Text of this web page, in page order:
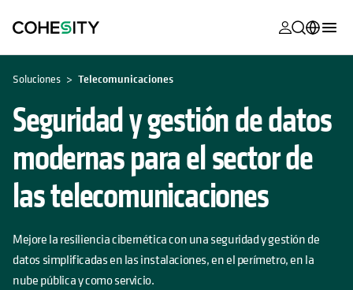
se abre en
se abre en
Alta
se abre en
Asistencia
se abre en
se abre en
Academia
se abre en
se abre en
se abre en
Deutsch (Germany)
Français (France)
日本語 (Japan)
한국어 (South
Soluciones Telecomunicaciones
Seguridad y gestión de datos
modernas para el sector de
las telecomunicaciones
Mejore la resiliencia cibernética con una seguridad y gestión de
datos simplificadas en las instalaciones, en el perímetro, en la
nube pública y como servicio.